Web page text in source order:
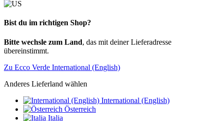
Bist du im richtigen Shop?
Bitte wechsle zum Land, das mit deiner Lieferadresse
übereinstimmt.
Zu Ecco Verde International (English)
Anderes Lieferland wählen
International (English)
Österreich
Italia